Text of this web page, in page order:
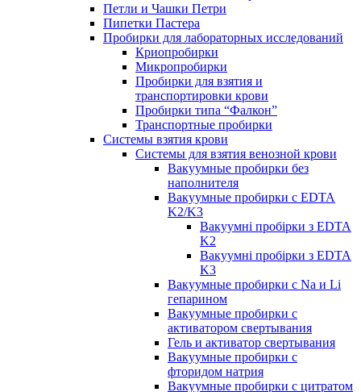
Петли и Чашки Петри
Пипетки Пастера
Пробирки для лабораторных исследований
Криопробирки
Микропробирки
Пробирки для взятия и
транспортировки крови
Пробирки типа “Фалкон”
Транспортные пробирки
Системы взятия крови
Системы для взятия венозной крови
Вакуумные пробирки без
наполнителя
Вакуумные пробирки с EDTA
K2/K3
Вакуумні пробірки з EDTA
K2
Вакуумні пробірки з EDTA
K3
Вакуумные пробирки с Na и Li
гепарином
Вакуумные пробирки с
активатором свертывания
Гель и активатор свертывания
Вакуумные пробирки с
фторидом натрия
Вакуумные пробирки с цитратом